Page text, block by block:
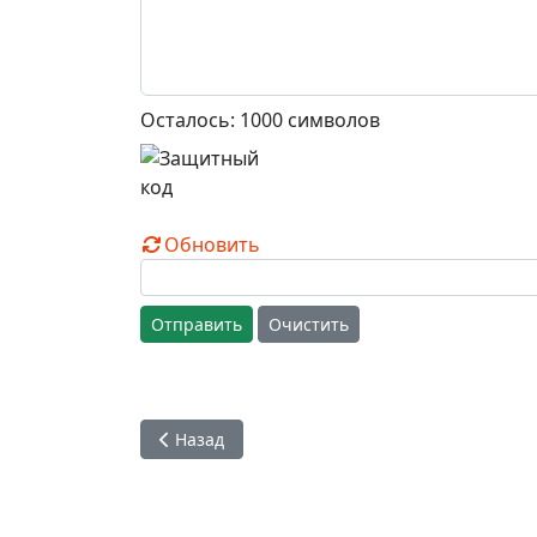
Осталось: 1000 символов
Обновить
Отправить Очистить
Предыдущий: В чем опасность сексуальных
Назад